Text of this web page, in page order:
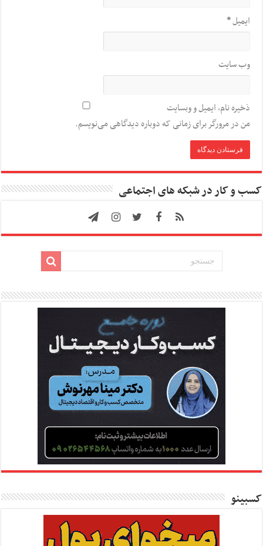
ایمیل*
وب‌ سایت
ذخیره نام، ایمیل و وبسایت
من در مرورگر برای زمانی که دوباره دیدگاهی می‌نویسم.
کسب و کار در شبکه های اجتماعی
کسبینو